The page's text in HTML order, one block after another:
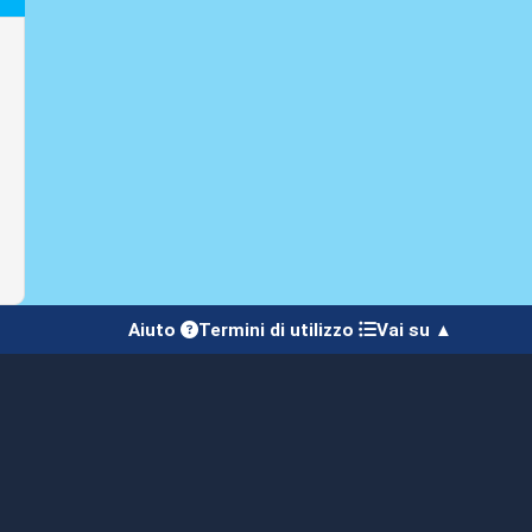
Aiuto Termini di utilizzo Vai su ▲